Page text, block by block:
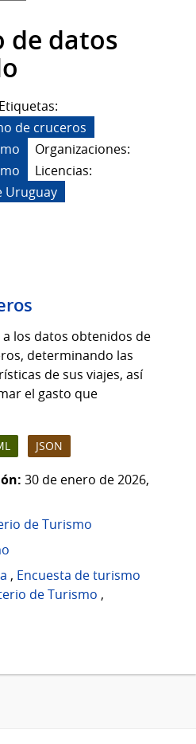
de datos
Etiquetas:
de cruceros
Organizaciones:
Licencias:
Uruguay
los datos obtenidos de
determinando las
de sus viajes, así
el gasto que
JSON
30 de enero de 2026,
de Turismo
, Encuesta de turismo
de Turismo ,